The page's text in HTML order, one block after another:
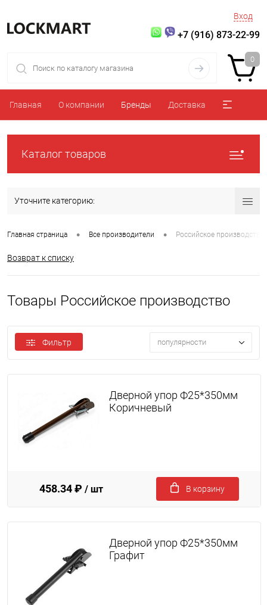
Вход
+7 (916) 873-22-99
0
Главная О компании Бренды Доставка
Каталог товаров
Уточните категорию:
Главная страница • Все производители • Российское производство
Возврат к списку
Товары Российское производство
Фильтр популярности
Дверной упор Ф25*350мм
Коричневый
458.34 ₽ / шт В корзину
Дверной упор Ф25*350мм
Графит